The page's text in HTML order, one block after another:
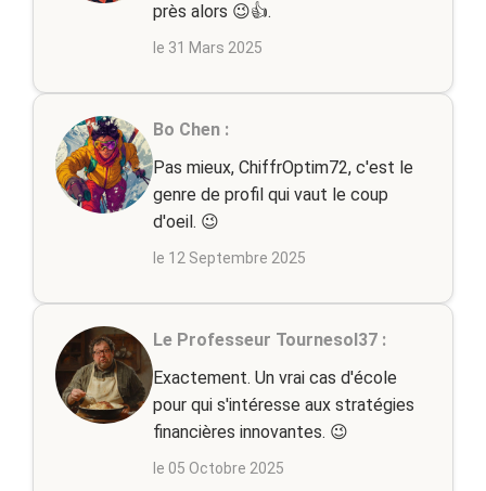
près alors 😉👍.
le 31 Mars 2025
Bo Chen :
Pas mieux, ChiffrOptim72, c'est le
genre de profil qui vaut le coup
d'oeil. 😉
le 12 Septembre 2025
Le Professeur Tournesol37 :
Exactement. Un vrai cas d'école
pour qui s'intéresse aux stratégies
financières innovantes. 😉
le 05 Octobre 2025